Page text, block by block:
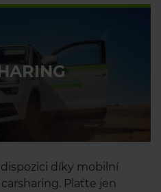
díky mobilní
Plaťte jen